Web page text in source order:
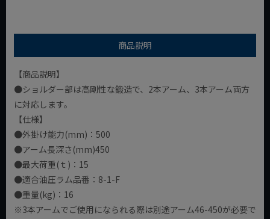
商品説明
【商品説明】
●ショルダー部は高剛性な鍛造で、2本アーム、3本アーム両方
に対応します。
【仕様】
●外掛け能力(mm)：500
●アーム長深さ(mm)450
●最大荷重(ｔ)：15
●適合油圧ラム品番：8-1-F
●重量(kg)：16
※3本アームでご使用になられる際は別途アーム46-450が必要で